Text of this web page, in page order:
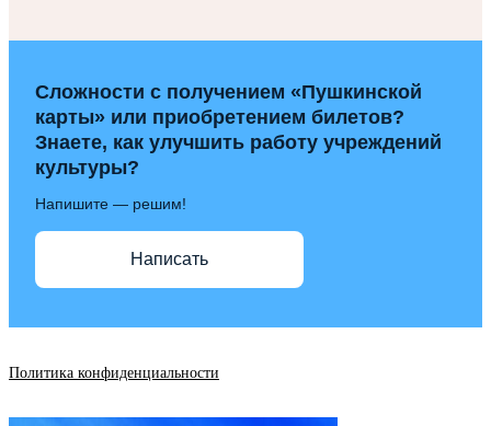
Сложности с получением «Пушкинской
карты» или приобретением билетов?
Знаете, как улучшить работу учреждений
культуры?
Напишите — решим!
Написать
Политика конфиденциальности